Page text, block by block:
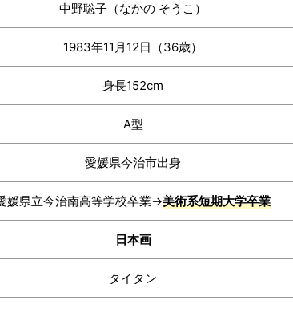
中野聡子（なかの そうこ）
1983年11月12日（36歳）
身長152cm
A型
愛媛県今治市出身
媛県立今治南高等学校卒業→美術系短期大学卒業
日本画
タイタン